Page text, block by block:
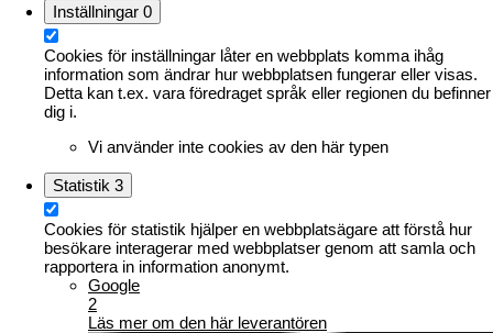
Inställningar 0
Cookies för inställningar låter en webbplats komma ihåg
information som ändrar hur webbplatsen fungerar eller visas.
Detta kan t.ex. vara föredraget språk eller regionen du befinner
dig i.
Vi använder inte cookies av den här typen
Statistik 3
Cookies för statistik hjälper en webbplatsägare att förstå hur
besökare interagerar med webbplatser genom att samla och
rapportera in information anonymt.
Google
2
Läs mer om den här leverantören